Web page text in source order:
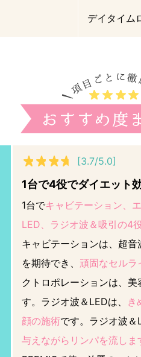
デイタイム
[3.7/5.0]
1台で4役でダイエット
1台でキャビテーション、
LED、ラジオ波＆吸引の4
キャビテーションは、超
を期待でき、 頑固なセルラ
クトロポレーションは、美
す。ラジオ波＆LEDは、 き
顔の施術です。ラジオ波＆
与えながらリンパを流しま